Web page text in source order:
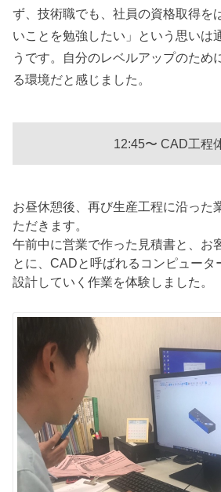
ず、技術職でも、社員の資格取得を
いことを勉強したい」という思いは
うです。自分のレベルアップのため
る環境だと感じました。
12:45〜 CAD工程
お昼休憩後、再び生産工程に沿った
ただきます。
午前中に営業で作った見積書と、お
とに、CADと呼ばれるコンピュータ
設計していく作業を体験しました。